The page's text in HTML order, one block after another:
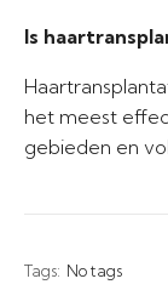
Is
het meest
gebieden en
Tags: No tags